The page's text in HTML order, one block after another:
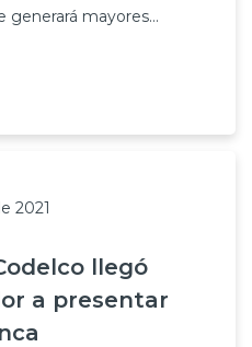
mayores...
2021
llegó
a presentar